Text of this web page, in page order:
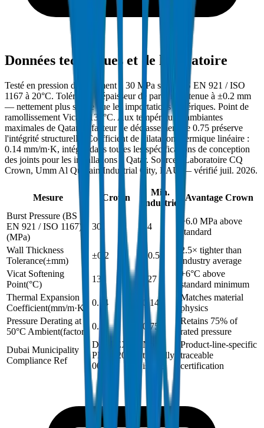
Données techniques et de laboratoire
Testé en pression d'éclatement à 30 MPa selon BS EN 921 / ISO
1167 à 20°C. Tolérance d'épaisseur de paroi maintenue à ±0.2 mm
— nettement plus stricte que les importations génériques. Point de
ramollissement Vicat : 133°C. Aux températures ambiantes
maximales de Qatar, le facteur de déclassement de 0.75 préserve
l'intégrité structurelle. Coefficient de dilatation thermique linéaire :
0.14 mm/m·K, intégré dans toutes les spécifications de conception
des joints pour les installations à Qatar. Source : Laboratoire CQ
Crown, Umm Al Quwain Industrial City, EAU — vérifié juil. 2026.
Mesure Crown
Min.
industrie
Avantage Crown
Burst Pressure (BS
EN 921 / ISO 1167)
(MPa)
30 24
+6.0 MPa above
standard
Wall Thickness
Tolerance(±mm)
±0.2 ±0.5
2.5× tighter than
industry average
Vicat Softening
Point(°C)
133 127
+6°C above
standard minimum
Thermal Expansion
Coefficient(mm/m·K
0.14 0.14
Matches material
physics
Pressure Derating at
50°C Ambient(factor
0.75 0.75
Retains 75% of
rated pressure
Dubai Municipality
Compliance Ref
DM-PEX-
PN20-2024-
001
Not
typically
issued
Product-line-specific
traceable
certification